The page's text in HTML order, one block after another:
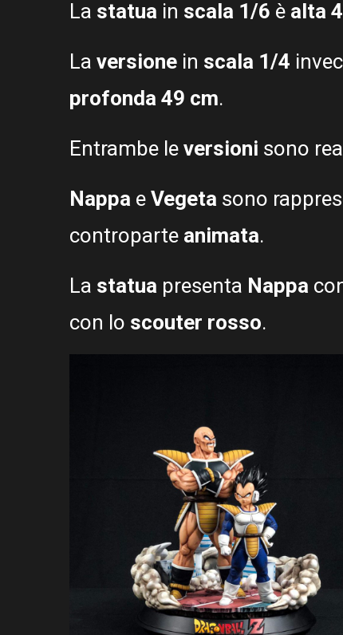
La statua in scala 1/6 è alta
La versione in scala 1/4
profonda 49 cm.
Entrambe le versioni sono
Nappa e Vegeta sono
controparte animata.
La statua presenta Nappa
con lo scouter rosso.